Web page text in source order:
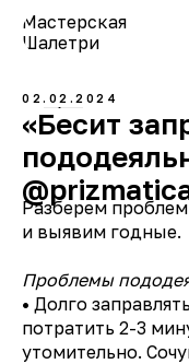
Мастерская
Шалетри
02.02.2024
«Бесит
Разберем
и выявим годные.
Проблемы
• Долго
потратить 2-3
утомительно.